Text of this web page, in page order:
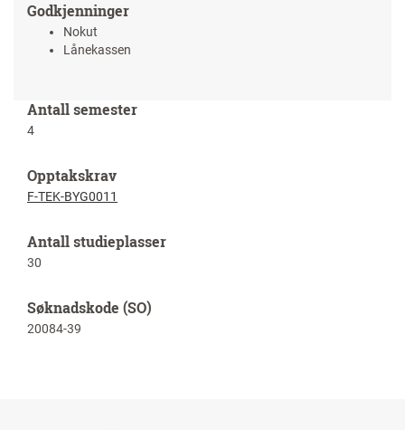
Godkjenninger
Nokut
Lånekassen
Antall semester
4
Opptakskrav
F-TEK-BYG0011
Antall studieplasser
30
Søknadskode (SO)
20084-39